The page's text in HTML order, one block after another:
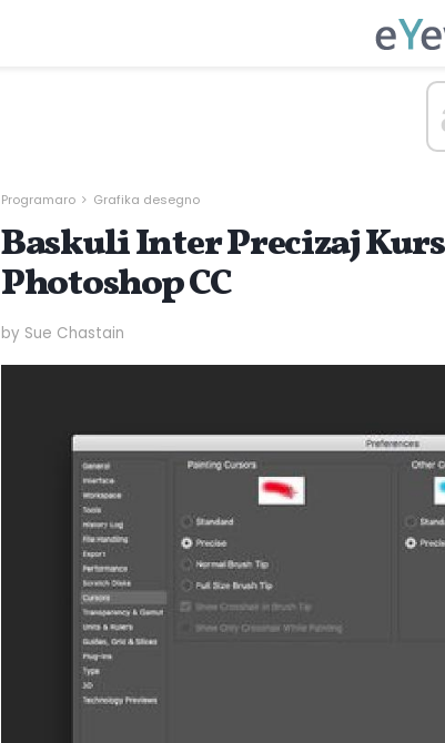
Programaro Grafika desegno
Baskuli Inter Precizaj
Photoshop CC
by Sue Chastain